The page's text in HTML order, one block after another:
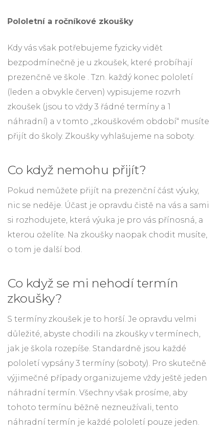
Pololetní a ročníkové zkoušky
Kdy vás však potřebujeme fyzicky vidět
bezpodmínečně je u zkoušek, které probíhají
prezenčně ve škole . Tzn. každý konec pololetí
(leden a obvykle červen) vypisujeme rozvrh
zkoušek (jsou to vždy 3 řádné termíny a 1
náhradní) a v tomto „zkouškovém období“ musíte
přijít do školy. Zkoušky vyhlašujeme na soboty.
Co když nemohu přijít?
Pokud nemůžete přijít na prezenční část výuky,
nic se neděje. Účast je opravdu čistě na vás a sami
si rozhodujete, která výuka je pro vás přínosná, a
kterou oželíte. Na zkoušky naopak chodit musíte,
o tom je další bod.
Co když se mi nehodí termín
zkoušky?
S termíny zkoušek je to horší. Je opravdu velmi
důležité, abyste chodili na zkoušky v termínech,
jak je škola rozepíše. Standardně jsou každé
pololetí vypsány 3 termíny (soboty). Pro skutečně
výjimečné případy organizujeme vždy ještě jeden
náhradní termín. Všechny však prosíme, aby
tohoto termínu běžně nezneužívali, tento
náhradní termín je každé pololetí pouze jeden.